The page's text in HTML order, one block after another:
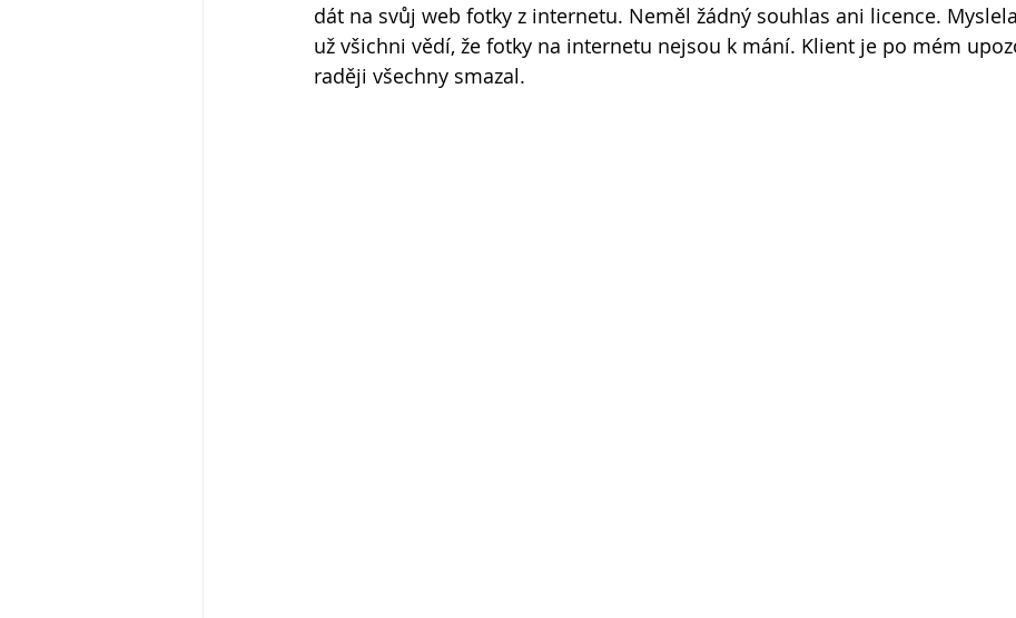
dát na svůj web fotky z internetu. Neměl žádný souhlas ani licence.
už všichni vědí, že fotky na internetu nejsou k mání. Klient je po mém
raději všechny smazal.